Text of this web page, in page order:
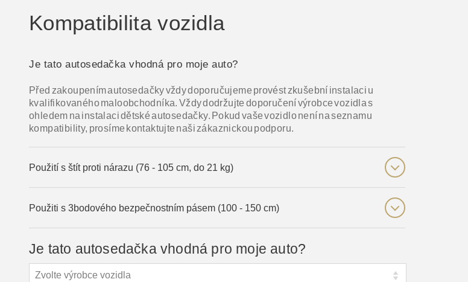
Kompatibilita vozidla
Je tato autosedačka vhodná pro moje auto?
Před zakoupením autosedačky vždy doporučujeme provést zkušební instalaci u
kvalifikovaného maloobchodníka. Vždy dodržujte doporučení výrobce vozidla s
ohledem na instalaci dětské autosedačky. Pokud vaše vozidlo není na seznamu
kompatibility, prosíme kontaktujte naši zákaznickou podporu.
Použití s štít proti nárazu (76 - 105 cm, do 21 kg)
Použiti s 3bodového bezpečnostním pásem (100 - 150 cm)
Je tato autosedačka vhodná pro moje auto?